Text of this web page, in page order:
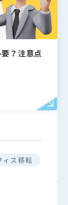
検索
？注意点
ィス移転